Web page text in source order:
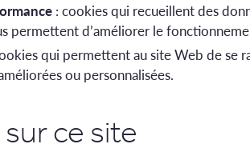
: cookies qui recueillent des
permettent d’améliorer le
qui permettent au site Web de se
ou personnalisées.
ce site